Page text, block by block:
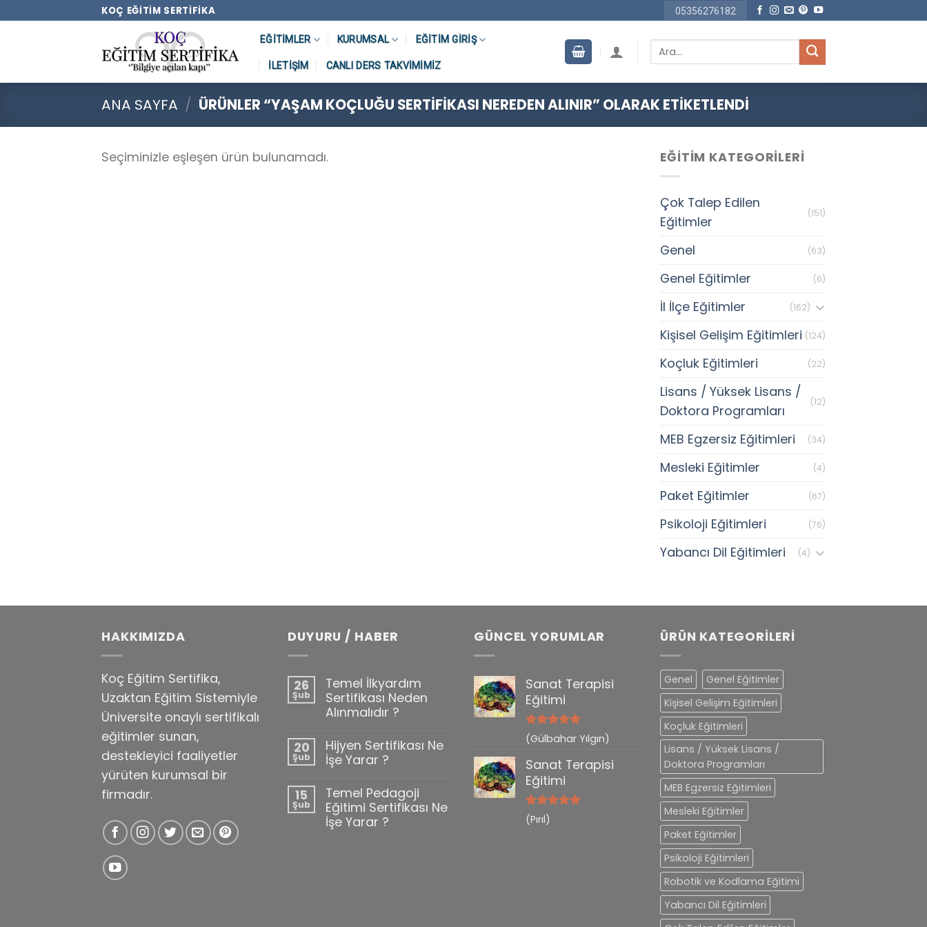
KOÇ EĞITIM SERTIFIKA 05356276182
EĞITIMLER KURUMSAL EĞITIM GIRIŞ
İLETIŞIM CANLI DERS TAKVIMIMIZ
Ara:
ANA SAYFA / ÜRÜNLER “YAŞAM KOÇLUĞU SERTIFIKASI NEREDEN ALINIR” OLARAK ETIKETLENDI
Seçiminizle eşleşen ürün bulunamadı. EĞITIM KATEGORILERI
Çok Talep Edilen
Eğitimler
(151)
Genel (63)
Genel Eğitimler (6)
İl İlçe Eğitimler (162)
Kişisel Gelişim Eğitimleri (124)
Koçluk Eğitimleri (22)
Lisans / Yüksek Lisans /
Doktora Programları
(12)
MEB Egzersiz Eğitimleri (34)
Mesleki Eğitimler (4)
Paket Eğitimler (67)
Psikoloji Eğitimleri (76)
Yabancı Dil Eğitimleri (4)
HAKKIMIZDA
Koç Eğitim Sertifika,
Uzaktan Eğitim Sistemiyle
Üniversite onaylı sertifikalı
eğitimler sunan,
destekleyici faaliyetler
yürüten kurumsal bir
firmadır.
DUYURU / HABER
26
Şub
Temel İlkyardım
Sertifikası Neden
Alınmalıdır ?
20
Şub
Hijyen Sertifikası Ne
İşe Yarar ?
15
Şub
Temel Pedagoji
Eğitimi Sertifikası Ne
İşe Yarar ?
GÜNCEL YORUMLAR
Sanat Terapisi
Eğitimi
5 üzerinden
5 oy aldı
(Gülbahar Yılgın)
Sanat Terapisi
Eğitimi
5 üzerinden
5oy aldı
(Pırıl)
ÜRÜN KATEGORILERI
Genel
Genel Eğitimler
Kişisel Gelişim Eğitimleri
Koçluk Eğitimleri
Lisans / Yüksek Lisans /
Doktora Programları
MEB Egzersiz Eğitimleri
Mesleki Eğitimler
Paket Eğitimler
Psikoloji Eğitimleri
Robotik ve Kodlama Eğitimi
Yabancı Dil Eğitimleri